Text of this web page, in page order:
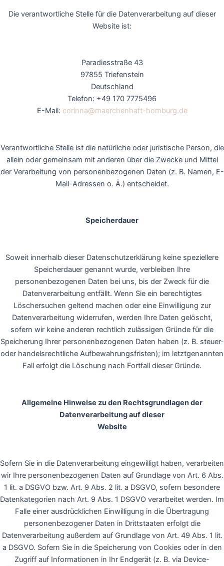
Die verantwortliche Stelle für die Datenverarbeitung auf dieser
Website ist:
Paradiesstraße 43
97855 Triefenstein
Deutschland
Telefon: +49 170 7775496
E-Mail: corinna@maerchenhaft-homburg.de
Verantwortliche Stelle ist die natürliche oder juristische Person, die
allein oder gemeinsam mit anderen über die Zwecke und Mittel
der Verarbeitung von personenbezogenen Daten (z. B. Namen, E-
Mail-Adressen o. Ä.) entscheidet.
Speicherdauer
Soweit innerhalb dieser Datenschutzerklärung keine speziellere
Speicherdauer genannt wurde, verbleiben Ihre
personenbezogenen Daten bei uns, bis der Zweck für die
Datenverarbeitung entfällt. Wenn Sie ein berechtigtes
Löschersuchen geltend machen oder eine Einwilligung zur
Datenverarbeitung widerrufen, werden Ihre Daten gelöscht,
sofern wir keine anderen rechtlich zulässigen Gründe für die
Speicherung Ihrer personenbezogenen Daten haben (z. B. steuer-
oder handelsrechtliche Aufbewahrungsfristen); im letztgenannten
Fall erfolgt die Löschung nach Fortfall dieser Gründe.
Allgemeine Hinweise zu den Rechtsgrundlagen der
Datenverarbeitung auf dieser
Website
Sofern Sie in die Datenverarbeitung eingewilligt haben, verarbeiten
wir Ihre personenbezogenen Daten auf Grundlage von Art. 6 Abs.
1 lit. a DSGVO bzw. Art. 9 Abs. 2 lit. a DSGVO, sofern besondere
Datenkategorien nach Art. 9 Abs. 1 DSGVO verarbeitet werden. Im
Falle einer ausdrücklichen Einwilligung in die Übertragung
personenbezogener Daten in Drittstaaten erfolgt die
Datenverarbeitung außerdem auf Grundlage von Art. 49 Abs. 1 lit.
a DSGVO. Sofern Sie in die Speicherung von Cookies oder in den
Zugriff auf Informationen in Ihr Endgerät (z. B. via Device-